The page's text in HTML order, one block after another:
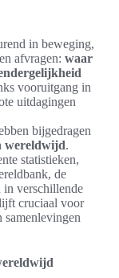
in beweging,
afvragen: waar
vooruitgang in
uitdagingen
bijgedragen
wereldwijd.
statistieken,
de
in verschillende
cruciaal voor
samenlevingen